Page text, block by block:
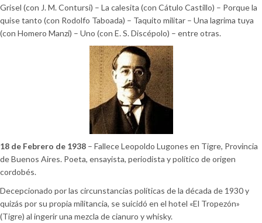
Grisel (con J. M. Contursi) – La calesita (con Cátulo Castillo) – Porque la
quise tanto (con Rodolfo Taboada) – Taquito militar – Una lagrima tuya
(con Homero Manzi) – Uno (con E. S. Discépolo) – entre otras.
18 de Febrero de 1938 – Fallece Leopoldo Lugones en Tigre, Provincia
de Buenos Aires. Poeta, ensayista, periodista y político de origen
cordobés.
Decepcionado por las circunstancias políticas de la década de 1930 y
quizás por su propia militancia, se suicidó en el hotel «El Tropezón»
(Tigre) al ingerir una mezcla de cianuro y whisky.